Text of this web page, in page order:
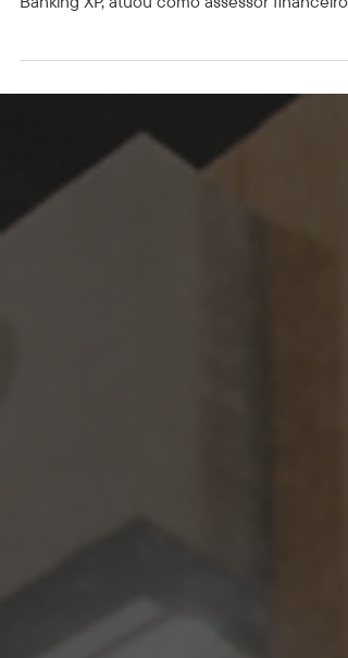
no Middle Market e integrante do Investment
exclusivo da Companhia Paranaense de
Energia (Copel) e da Intertechne na venda de
100% dos seus ativos de geração solar
operantes na modalidade de geração
distribuída para a Thopen Energia, empresa
líder em geração e comercialização de
energia nesta modalidade.